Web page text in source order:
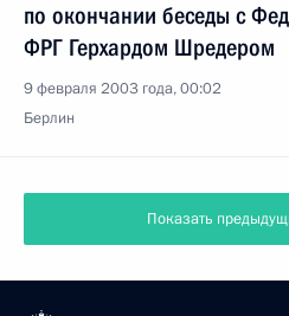
по окончании беседы с
ФРГ Герхардом Шредером
9 февраля 2003 года, 00:02
Берлин
Показать